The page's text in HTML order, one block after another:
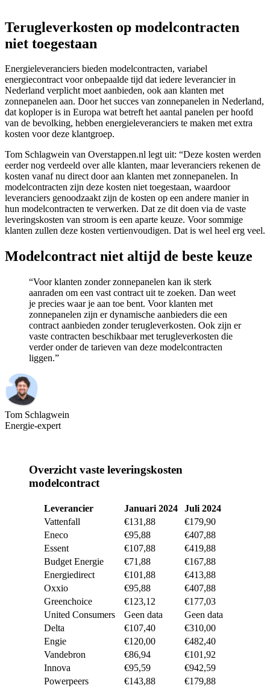
Terugleverkosten op modelcontracten
niet toegestaan
Energieleveranciers bieden modelcontracten, variabel
energiecontract voor onbepaalde tijd dat iedere leverancier in
Nederland verplicht moet aanbieden, ook aan klanten met
zonnepanelen aan. Door het succes van zonnepanelen in Nederland,
dat koploper is in Europa wat betreft het aantal panelen per hoofd
van de bevolking, hebben energieleveranciers te maken met extra
kosten voor deze klantgroep.
Tom Schlagwein van Overstappen.nl legt uit: “Deze kosten werden
eerder nog verdeeld over alle klanten, maar leveranciers rekenen de
kosten vanaf nu direct door aan klanten met zonnepanelen. In
modelcontracten zijn deze kosten niet toegestaan, waardoor
leveranciers genoodzaakt zijn de kosten op een andere manier in
hun modelcontracten te verwerken. Dat ze dit doen via de vaste
leveringskosten van stroom is een aparte keuze. Voor sommige
klanten zullen deze kosten vertienvoudigen. Dat is wel heel erg veel.
Modelcontract niet altijd de beste keuze
“Voor klanten zonder zonnepanelen kan ik sterk
aanraden om een vast contract uit te zoeken. Dan weet
je precies waar je aan toe bent. Voor klanten met
zonnepanelen zijn er dynamische aanbieders die een
contract aanbieden zonder terugleverkosten. Ook zijn er
vaste contracten beschikbaar met terugleverkosten die
verder onder de tarieven van deze modelcontracten
liggen.”
Tom Schlagwein
Energie-expert
Overzicht vaste leveringskosten
modelcontract
Leverancier Januari 2024
Juli 2024
Vattenfall
€131,88
€179,90
Eneco
€95,88
€407,88
Essent
€107,88
€419,88
Budget Energie
€71,88
€167,88
Energiedirect
€101,88
€413,88
Oxxio
€95,88
€407,88
Greenchoice
€123,12
€177,03
United Consumers
Geen data
Geen data
Delta
€107,40
€310,00
Engie
€120,00
€482,40
Vandebron
€86,94
€101,92
Innova
€95,59
€942,59
Powerpeers
€143,88
€179,88